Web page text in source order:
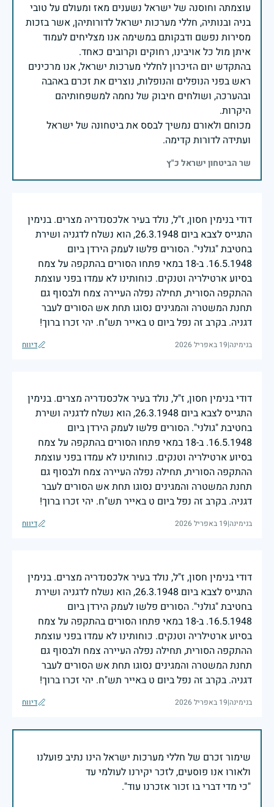
עוצמתה וחוסנה של ישראל נשענים מאז ומעולם על טובי
בניה ובנותיה, חללי מערכות ישראל לדורותיהן, אשר בזכות
מסירות נפשם ודבקותם במשימה אנו מצליחים לעמוד
בהתקדש יום הזיכרון לחללי מערכות ישראל, אנו מרכינים
ראש בפני הנופלים והנופלות, נוצרים את זכרם באהבה
ובהערכה, ושולחים חיבוק של נחמה למשפחותיהם
מכוחם ולאורם נמשיך לבסס את ביטחונה של ישראל
ועתידה לדורות קדימה.
שר הביטחון ישראל כ"ץ
דודי בנימין חסון, ז"ל, נולד בעיר אלכסנדריה מצרים. בנימין
התגייס לצבא ביום 26.3.1948, הוא נשלח לדגניה ושירת
בחטיבת "גולני". הסורים פלשו לעמק הירדן ביום
16.5.1948. ב-18 במאי פתחו הסורים בהתקפה על צמח
בסיוע ארטילריה וטנקים. כוחותינו לא עמדו בפני עוצמת
ההתקפה הסורית, תחילה נפלה העיירה צמח ולבסוף גם
תחנת המשטרה והמגינים נסוגו תחת אש הסורים לעבר
דגניה. בקרב זה נפל ביום ט באייר תש"ח. יהי זכרו ברוך!
בנימינה|19 באפריל 2026 דיווח
דודי בנימין חסון, ז"ל, נולד בעיר אלכסנדריה מצרים. בנימין
התגייס לצבא ביום 26.3.1948, הוא נשלח לדגניה ושירת
בחטיבת "גולני". הסורים פלשו לעמק הירדן ביום
16.5.1948. ב-18 במאי פתחו הסורים בהתקפה על צמח
בסיוע ארטילריה וטנקים. כוחותינו לא עמדו בפני עוצמת
ההתקפה הסורית, תחילה נפלה העיירה צמח ולבסוף גם
תחנת המשטרה והמגינים נסוגו תחת אש הסורים לעבר
דגניה. בקרב זה נפל ביום ט באייר תש"ח. יהי זכרו ברוך!
בנימינה|19 באפריל 2026 דיווח
דודי בנימין חסון, ז"ל, נולד בעיר אלכסנדריה מצרים. בנימין
התגייס לצבא ביום 26.3.1948, הוא נשלח לדגניה ושירת
בחטיבת "גולני". הסורים פלשו לעמק הירדן ביום
16.5.1948. ב-18 במאי פתחו הסורים בהתקפה על צמח
בסיוע ארטילריה וטנקים. כוחותינו לא עמדו בפני עוצמת
ההתקפה הסורית, תחילה נפלה העיירה צמח ולבסוף גם
תחנת המשטרה והמגינים נסוגו תחת אש הסורים לעבר
דגניה. בקרב זה נפל ביום ט באייר תש"ח. יהי זכרו ברוך!
בנימינה|19 באפריל 2026 דיווח
שימור זכרם של חללי מערכות ישראל הינו נתיב פועלנו